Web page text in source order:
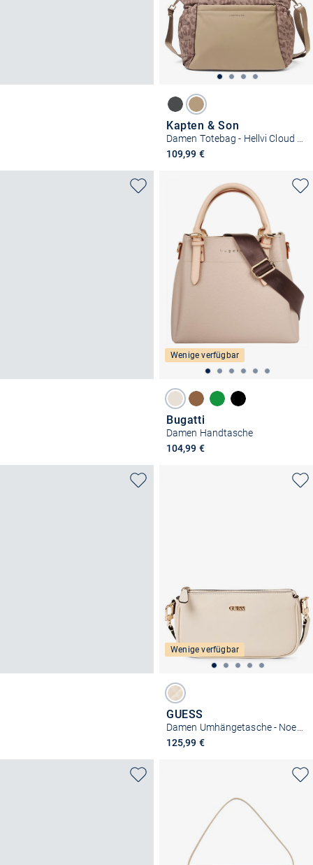
Kapten & Son
Damen Totebag - Hellvi Cloud Medium
109,99 €
Wenige verfügbar
Bugatti
Damen Handtasche
104,99 €
Wenige verfügbar
GUESS
125,99 €